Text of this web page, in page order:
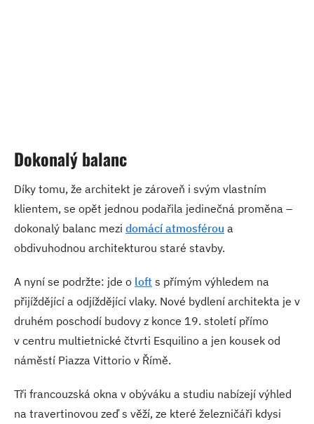
Dokonalý balanc
Díky tomu, že architekt je zároveň i svým vlastním
klientem, se opět jednou podařila jedinečná proměna –
dokonalý balanc mezi domácí atmosférou a
obdivuhodnou architekturou staré stavby.
A nyní se podržte: jde o loft s přímým výhledem na
přijíždějící a odjíždějící vlaky. Nové bydlení architekta je v
druhém poschodí budovy z konce 19. století přímo
v centru multietnické čtvrti Esquilino a jen kousek od
náměstí Piazza Vittorio v Římě.
Tři francouzská okna v obýváku a studiu nabízejí výhled
na travertinovou zeď s věží, ze které železničáři kdysi